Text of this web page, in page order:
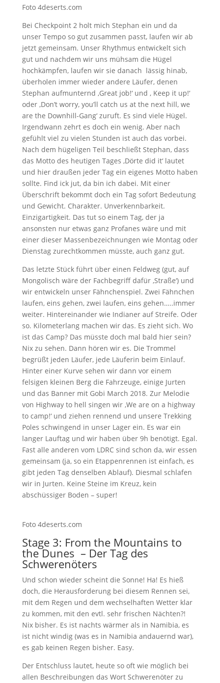
Foto 4deserts.com
Bei Checkpoint 2 holt mich Stephan ein und da
unser Tempo so gut zusammen passt, laufen wir ab
jetzt gemeinsam. Unser Rhythmus entwickelt sich
gut und nachdem wir uns mühsam die Hügel
hochkämpfen, laufen wir sie danach lässig hinab,
überholen immer wieder andere Läufer, denen
Stephan aufmunternd ‚Great job!‘ und ‚ Keep it up!‘
oder ‚Don’t worry, you’ll catch us at the next hill, we
are the Downhill-Gang‘ zuruft. Es sind viele Hügel.
Irgendwann zehrt es doch ein wenig. Aber nach
gefühlt viel zu vielen Stunden ist auch das vorbei.
Nach dem hügeligen Teil beschließt Stephan, dass
das Motto des heutigen Tages ‚Dörte did it‘ lautet
und hier draußen jeder Tag ein eigenes Motto haben
sollte. Find ick jut, da bin ich dabei. Mit einer
Überschrift bekommt doch ein Tag sofort Bedeutung
und Gewicht. Charakter. Unverkennbarkeit.
Einzigartigkeit. Das tut so einem Tag, der ja
ansonsten nur etwas ganz Profanes wäre und mit
einer dieser Massenbezeichnungen wie Montag oder
Dienstag zurechtkommen müsste, auch ganz gut.
Das letzte Stück führt über einen Feldweg (gut, auf
Mongolisch wäre der Fachbegriff dafür ‚Straße‘) und
wir entwickeln unser Fähnchenspiel. Zwei Fähnchen
laufen, eins gehen, zwei laufen, eins gehen…..immer
weiter. Hintereinander wie Indianer auf Streife. Oder
so. Kilometerlang machen wir das. Es zieht sich. Wo
ist das Camp? Das müsste doch mal bald hier sein?
Nix zu sehen. Dann hören wir es. Die Trommel
begrüßt jeden Läufer, jede Läuferin beim Einlauf.
Hinter einer Kurve sehen wir dann vor einem
felsigen kleinen Berg die Fahrzeuge, einige Jurten
und das Banner mit Gobi March 2018. Zur Melodie
von Highway to hell singen wir ‚We are on a highway
to camp!‘ und ziehen rennend und unsere Trekking
Poles schwingend in unser Lager ein. Es war ein
langer Lauftag und wir haben über 9h benötigt. Egal.
Fast alle anderen vom LDRC sind schon da, wir essen
gemeinsam (ja, so ein Etappenrennen ist einfach, es
gibt jeden Tag denselben Ablauf). Diesmal schlafen
wir in Jurten. Keine Steine im Kreuz, kein
abschüssiger Boden – super!
Foto 4deserts.com
Stage 3: From the Mountains to
the Dunes – Der Tag des
Schwerenöters
Und schon wieder scheint die Sonne! Ha! Es hieß
doch, die Herausforderung bei diesem Rennen sei,
mit dem Regen und dem wechselhaften Wetter klar
zu kommen, mit den evtl. sehr frischen Nächten?!
Nix bisher. Es ist nachts wärmer als in Namibia, es
ist nicht windig (was es in Namibia andauernd war),
es gab keinen Regen bisher. Easy.
Der Entschluss lautet, heute so oft wie möglich bei
allen Beschreibungen das Wort Schwerenöter zu